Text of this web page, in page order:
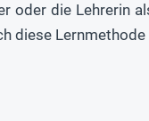
oder die Lehrerin
diese